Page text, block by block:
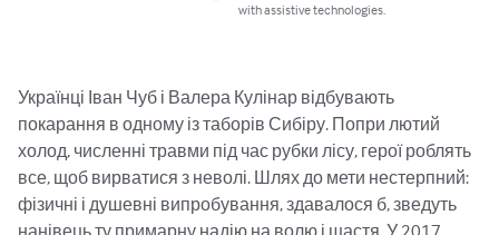
with assistive technologies.
Українці Іван Чуб і Валера Кулінар відбувають
покарання в одному із таборів Сибіру. Попри лютий
холод, численні травми під час рубки лісу, герої роблять
все, щоб вирватися з неволі. Шлях до мети нестерпний:
фізичні і душевні випробування, здавалося б, зведуть